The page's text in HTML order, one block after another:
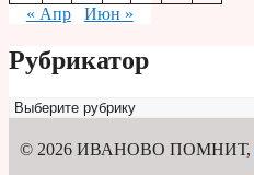
« Апр
Июн »
Рубрикатор
Рубрикатор
© 2026 ИВАНОВО ПОМНИТ,